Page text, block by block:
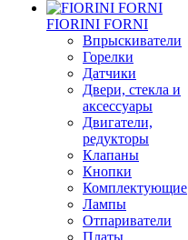
FIORINI FORNI
Впрыскиватели
Горелки
Датчики
Двери, стекла и
аксессуары
Двигатели,
редукторы
Клапаны
Кнопки
Комплектующие
Лампы
Отпариватели
Платы